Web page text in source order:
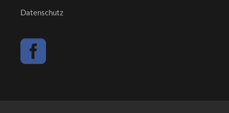
Datenschutz